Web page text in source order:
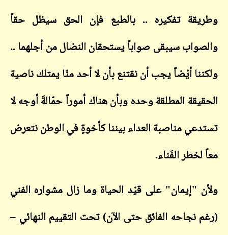
وطريقة تفكيره .. بالطبع فإن الحق سيظل حقاً
والصواب سيبقى صواباً يستحقان النضال من أجلهما ..
ولكننا أيْضاً يجب أن نقتنع بأن لا أحد منّا يمتلك ناصية
الحقيقة المطلقة وحده وبأن هناك أموراً حمّالةَ أوجه لا
تستدعي مناصبة العداء بيننا كأخوةٍ في الوطن نتعرض
معاً لخطر الفَناء.
ولأن "إيمان" على قيْد الحياة وما زال مشواره الفني
(رغم نجاحه الفائق حتى الآن) تحت التقييم النهائي –